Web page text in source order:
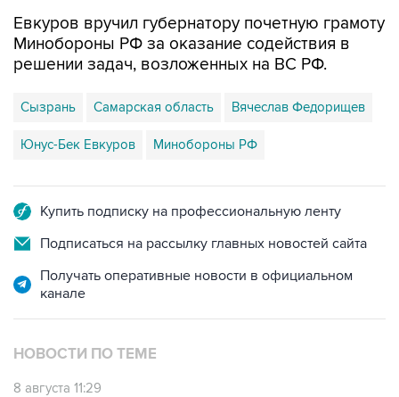
Евкуров вручил губернатору почетную грамоту
Минобороны РФ за оказание содействия в
решении задач, возложенных на ВС РФ.
Сызрань Самарская область Вячеслав Федорищев
Юнус-Бек Евкуров Минобороны РФ
Купить подписку на профессиональную ленту
Подписаться на рассылку главных новостей сайта
Получать оперативные новости в официальном
канале
НОВОСТИ ПО ТЕМЕ
8 августа 11:29